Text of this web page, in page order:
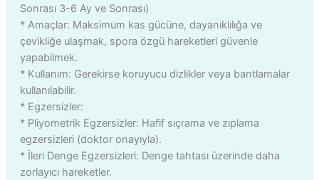
Sonrası 3-6 Ay ve Sonrası)
* Amaçlar: Maksimum kas gücüne, dayanıklılığa ve
çevikliğe ulaşmak, spora özgü hareketleri güvenle
yapabilmek.
* Kullanım: Gerekirse koruyucu dizlikler veya bantlamalar
kullanılabilir.
* Egzersizler:
* Pliyometrik Egzersizler: Hafif sıçrama ve zıplama
egzersizleri (doktor onayıyla).
* İleri Denge Egzersizleri: Denge tahtası üzerinde daha
zorlayıcı hareketler.